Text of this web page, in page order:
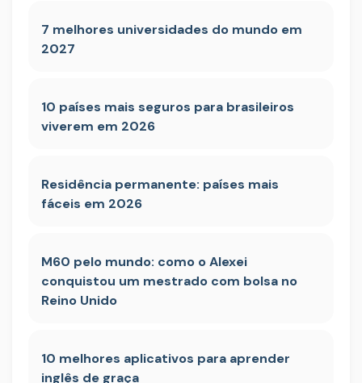
7 melhores universidades do mundo em
2027
10 países mais seguros para brasileiros
viverem em 2026
Residência permanente: países mais
fáceis em 2026
M60 pelo mundo: como o Alexei
conquistou um mestrado com bolsa no
Reino Unido
10 melhores aplicativos para aprender
inglês de graça